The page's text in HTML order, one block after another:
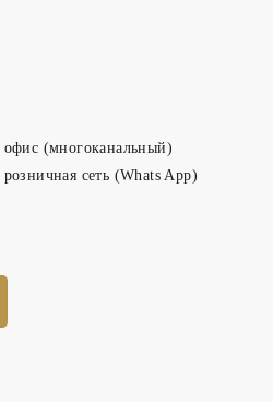
офис (многоканальный)
розничная сеть (Whats App)